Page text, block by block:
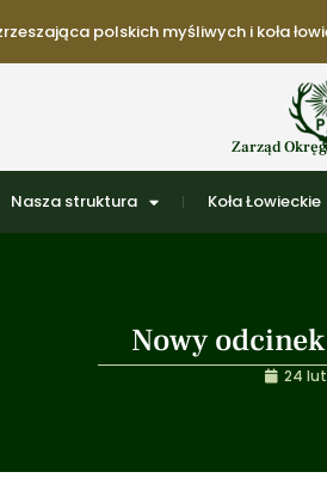
polskich myśliwych i koła
Zarząd
Nasza struktura Koła Łowieckie
Nowy
24